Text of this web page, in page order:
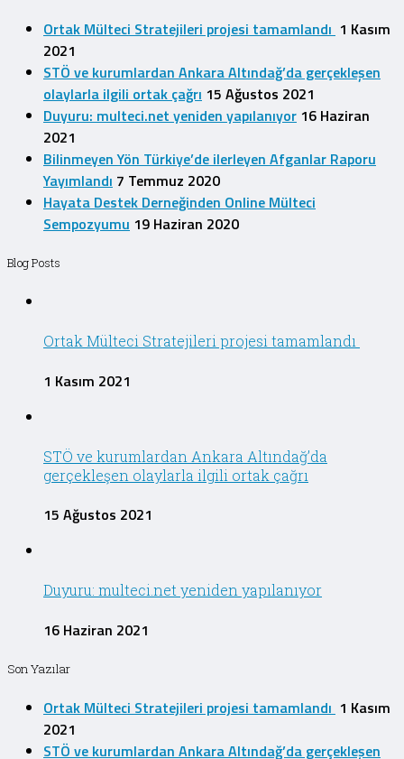
Ortak Mülteci Stratejileri projesi tamamlandı 1 Kasım
2021
STÖ ve kurumlardan Ankara Altındağ’da gerçekleşen
olaylarla ilgili ortak çağrı 15 Ağustos 2021
Duyuru: multeci.net yeniden yapılanıyor 16 Haziran
2021
Bilinmeyen Yön Türkiye’de ilerleyen Afganlar Raporu
Yayımlandı 7 Temmuz 2020
Hayata Destek Derneğinden Online Mülteci
Sempozyumu 19 Haziran 2020
Blog Posts
Ortak Mülteci Stratejileri projesi tamamlandı
1 Kasım 2021
STÖ ve kurumlardan Ankara Altındağ’da
gerçekleşen olaylarla ilgili ortak çağrı
15 Ağustos 2021
Duyuru: multeci.net yeniden yapılanıyor
16 Haziran 2021
Son Yazılar
Ortak Mülteci Stratejileri projesi tamamlandı 1 Kasım
2021
STÖ ve kurumlardan Ankara Altındağ’da gerçekleşen